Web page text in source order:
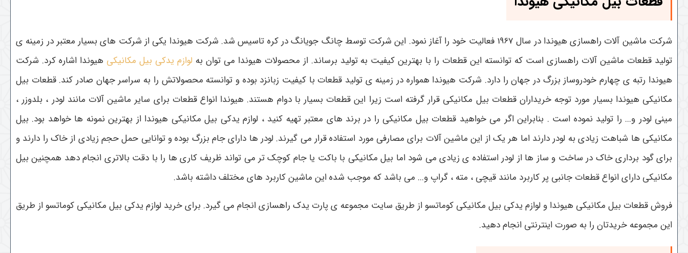
شرکت ماشین آلات راهسازی هیوندا در سال 1967 فعالیت خود را آغاز نمود. این شرکت توسط چانگ جویانگ در کره تاسیس شد. شرکت هیوندا یکی از شرکت های بسیار معتبر در زمینه ی
تولید قطعات ماشین آلات راهسازی است که توانسته این قطعات را با بهترین کیفیت به تولید برساند. از محصولات هیوندا می توان بهلوازم یدکی بیل مکانیکی هیوندا اشاره کرد. شرکت
هیوندا رتبه ی چهارم خودروساز بزرگ در جهان را دارد. شرکت هیوندا همواره در زمینه ی تولید قطعات با کیفیت زبانزد بوده و توانسته محصولاتش را به سراسر جهان صادر کند. قطعات بیل
مکانیکی هیوندا بسیار مورد توجه خریداران قطعات بیل مکانیکی قرار گرفته است زیرا این قطعات بسیار با دوام هستند. هیوندا انواع قطعات برای سایر ماشین آلات مانند لودر ، بلدوزر ،
مینی لودر و... را تولید نموده است . بنابراین اگر می خواهید قطعات بیل مکانیکی را در برند های معتبر تهیه کنید ، لوازم یدکی بیل مکانیکی هیوندا از بهترین نمونه ها خواهد بود. بیل
مکانیکی ها شباهت زیادی به لودر دارند اما هر یک از این ماشین آلات برای مصارفی مورد استفاده قرار می گیرند. لودر ها دارای جام بزرگ بوده و توانایی حمل حجم زیادی از خاک را دارند و
برای گود برداری خاک در ساخت و ساز ها از لودر استفاده ی زیادی می شود اما بیل مکانیکی با باکت یا جام کوچک تر می تواند ظریف کاری ها را با دقت بالاتری انجام دهد همچنین بیل
مکانیکی دارای انواع قطعات جانبی پر کاربرد مانند قیچی ، مته ، گراپ و... می باشد که موجب شده این ماشین کاربرد های مختلف داشته باشد.
فروش قطعات بیل مکانیکی هیوندا و لوازم یدکی بیل مکانیکی کوماتسو از طریق سایت مجموعه ی پارت یدک راهسازی انجام می گیرد. برای خرید لوازم یدکی بیل مکانیکی کوماتسو از طریق
این مجموعه خریدتان را به صورت اینترنتی انجام دهید.